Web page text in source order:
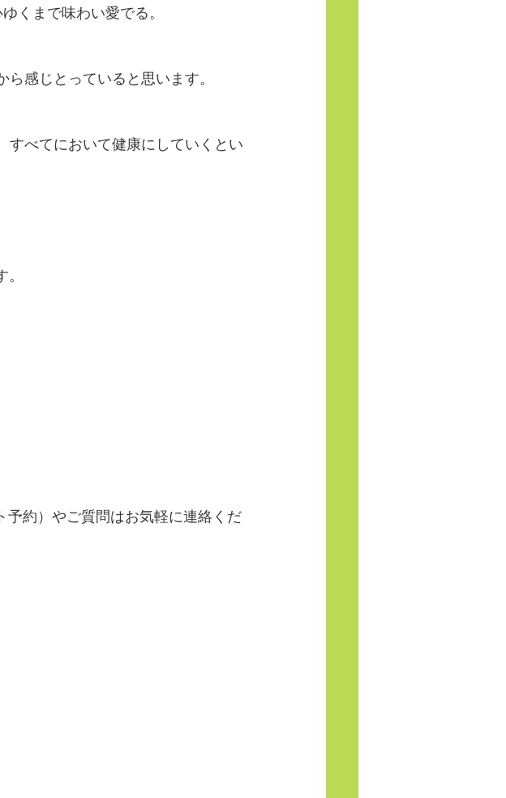
くまで味わい愛でる。
感じとっていると思います。
すべてにおいて健康にしていくとい
予約）やご質問はお気軽に連絡くだ